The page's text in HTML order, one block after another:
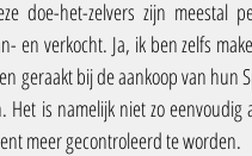
doe-het-zelvers zijn meestal
en verkocht. Ja, ik ben zelfs
geraakt bij de aankoop van hun
Het is namelijk niet zo
meer gecontroleerd te worden.